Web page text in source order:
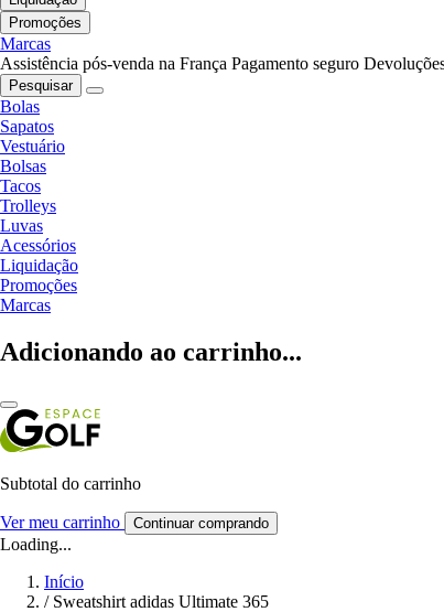
Promoções
Marcas
Assistência pós-venda na França Pagamento seguro
Pesquisar
Bolas
Sapatos
Vestuário
Bolsas
Tacos
Trolleys
Luvas
Acessórios
Liquidação
Promoções
Marcas
Adicionando ao carrinho...
Subtotal do carrinho
Ver meu carrinho Continuar comprando
Loading...
Início
/ Sweatshirt adidas Ultimate 365